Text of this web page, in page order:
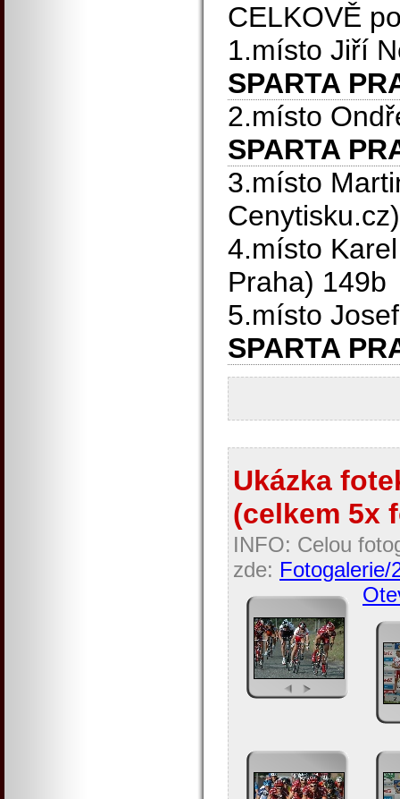
CELKOVĚ
1.místo Jiří
SPARTA
2.místo
SPARTA
3.místo
4.místo
Praha) 149b
5.místo
SPARTA
Ukázka
(celkem 5x
INFO: Celou
zde: Fotogalerie/